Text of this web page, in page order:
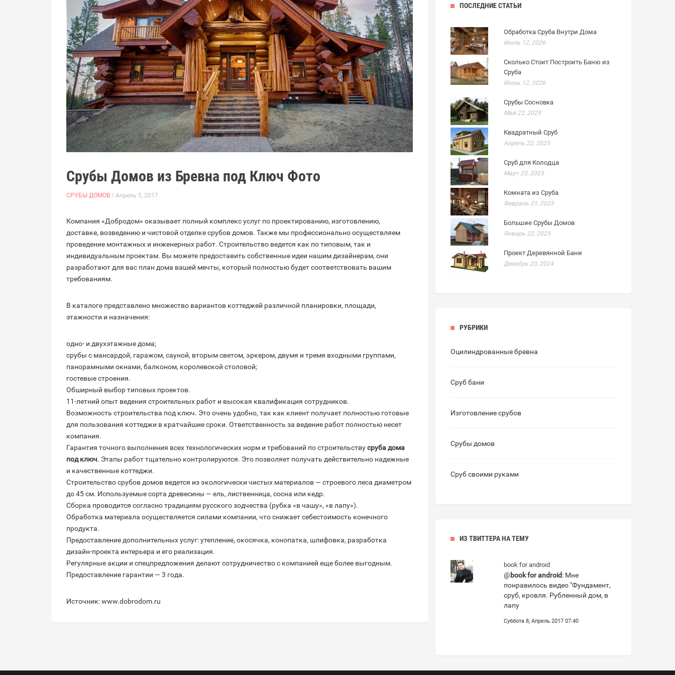
Срубы Домов из Бревна под Ключ Фото
СРУБЫ ДОМОВ / Апрель 5, 2017
Компания «Добродом» оказывает полный комплекс услуг по проектированию, изготовлению,
доставке, возведению и чистовой отделке срубов домов. Также мы профессионально осуществляем
проведение монтажных и инженерных работ. Строительство ведется как по типовым, так и
индивидуальным проектам. Вы можете предоставить собственные идеи нашим дизайнерам, они
разработают для вас план дома вашей мечты, который полностью будет соответствовать вашим
требованиям.
В каталоге представлено множество вариантов коттеджей различной планировки, площади,
этажности и назначения:
одно- и двухэтажные дома;
срубы с мансардой, гаражом, сауной, вторым светом, эркером, двумя и тремя входными группами,
панорамными окнами, балконом, королевской столовой;
гостевые строения.
Обширный выбор типовых проектов.
11-летний опыт ведения строительных работ и высокая квалификация сотрудников.
Возможность строительства под ключ. Это очень удобно, так как клиент получает полностью готовые
для пользования коттеджи в кратчайшие сроки. Ответственность за ведение работ полностью несет
компания.
Гарантия точного выполнения всех технологических норм и требований по строительствусруба дома
под ключ. Этапы работ тщательно контролируются. Это позволяет получать действительно надежные
и качественные коттеджи.
Строительство срубов домов ведется из экологически чистых материалов — строевого леса диаметром
до 45 см. Используемые сорта древесины — ель, лиственница, сосна или кедр.
Сборка проводится согласно традициям русского зодчества (рубка «в чашу», «в лапу»).
Обработка материала осуществляется силами компании, что снижает себестоимость конечного
продукта.
Предоставление дополнительных услуг: утепление, окосячка, конопатка, шлифовка, разработка
дизайн-проекта интерьера и его реализация.
Регулярные акции и спецпредложения делают сотрудничество с компанией еще более выгодным.
Предоставление гарантии — 3 года.
Источник: www.dobrodom.ru
ПОСЛЕДНИЕ СТАТЬИ
Обработка Сруба Внутри Дома
Июль 12, 2026
Сколько Стоит Построить Баню из
Сруба
Июнь 12, 2026
Срубы Сосновка
Май 22, 2025
Квадратный Сруб
Апрель 22, 2025
Сруб для Колодца
Март 23, 2025
Комната из Сруба
Февраль 21, 2025
Большие Срубы Домов
Январь 22, 2025
Проект Деревянной Бани
Декабрь 23, 2024
РУБРИКИ
Оцилиндрованные бревна
Сруб бани
Изготовление срубов
Срубы домов
Сруб своими руками
ИЗ ТВИТТЕРА НА ТЕМУ
book for android
@book for android: Мне
понравилось видео "Фундамент,
сруб, кровля. Рубленный дом, в
лапу
Суббота 8, Апрель 2017 07:40